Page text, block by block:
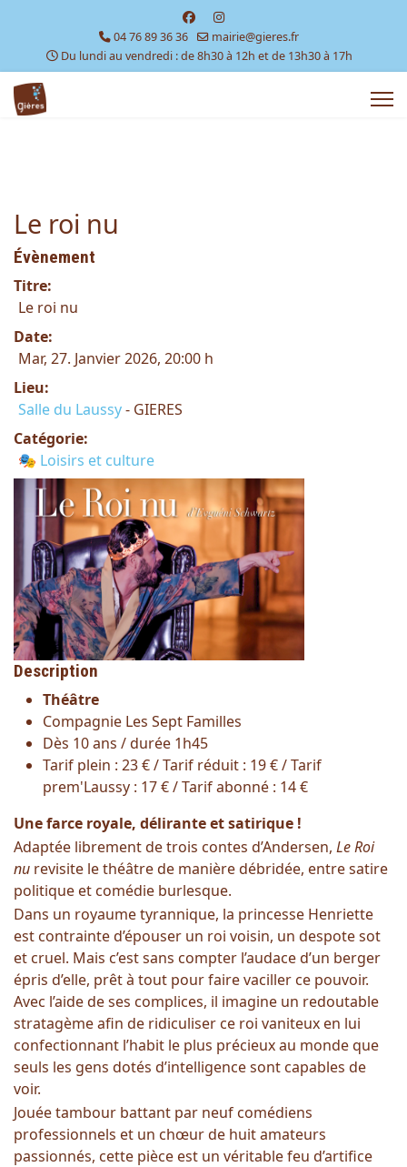
04 76 89 36 36
mairie@gieres.fr
Du lundi au vendredi : de 8h30 à 12h et de 13h30 à 17h
Le roi nu
Évènement
Titre:
Le roi nu
Date:
Mar, 27. Janvier 2026, 20:00 h
Lieu:
Salle du Laussy- GIERES
Catégorie:
🎭 Loisirs et culture
Description
Théâtre
Compagnie Les Sept Familles
Dès 10 ans / durée 1h45
Tarif plein : 23 € / Tarif réduit : 19 € / Tarif
prem'Laussy : 17 € / Tarif abonné : 14 €
Une farce royale, délirante et satirique !
Adaptée librement de trois contes d’Andersen, Le Roi
nu revisite le théâtre de manière débridée, entre satire
politique et comédie burlesque.
Dans un royaume tyrannique, la princesse Henriette
est contrainte d’épouser un roi voisin, un despote sot
et cruel. Mais c’est sans compter l’audace d’un berger
épris d’elle, prêt à tout pour faire vaciller ce pouvoir.
Avec l’aide de ses complices, il imagine un redoutable
stratagème afin de ridiculiser ce roi vaniteux en lui
confectionnant l’habit le plus précieux au monde que
seuls les gens dotés d’intelligence sont capables de
voir.
Jouée tambour battant par neuf comédiens
professionnels et un chœur de huit amateurs
passionnés, cette pièce est un véritable feu d’artifice